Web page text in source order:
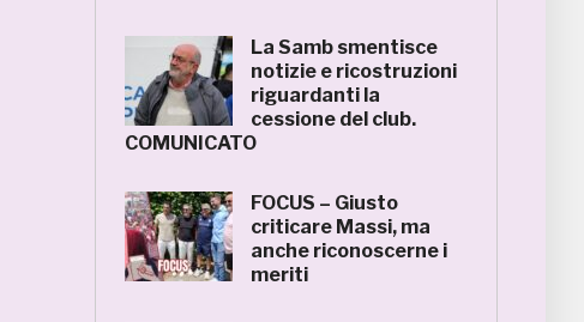
La Samb smentisce
notizie e ricostruzioni
riguardanti la
cessione del club.
COMUNICATO
FOCUS – Giusto
criticare Massi, ma
anche riconoscerne i
meriti